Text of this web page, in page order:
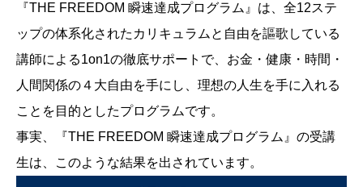
『THE FREEDOM 瞬速達成プログラム』は、全12ステ
ップの体系化されたカリキュラムと自由を謳歌している
講師による1on1の徹底サポートで、お金・健康・時間・
人間関係の４大自由を手にし、理想の人生を手に入れる
ことを目的としたプログラムです。
事実、『THE FREEDOM 瞬速達成プログラム』の受講
生は、このような結果を出されています。